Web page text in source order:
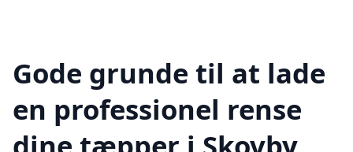
Gode grunde til at lade
en professionel rense